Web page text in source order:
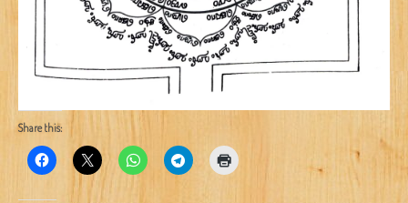
Share this: